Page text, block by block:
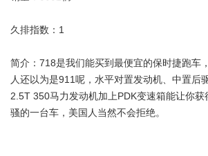
久排指数：1
简介：718是我们能买到最便宜的保时捷跑车
人还以为是911呢，水平对置发动机、中置后
2.5T 350马力发动机加上PDK变速箱能让你获
骚的一台车，美国人当然不会拒绝。